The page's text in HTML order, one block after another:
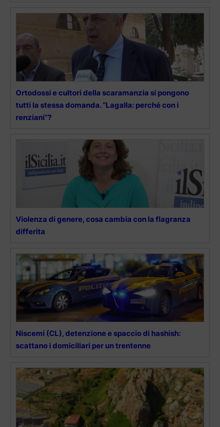
Ortodossi e cultori della scaramanzia si pongono
tutti la stessa domanda. “Lagalla: perché con i
renziani”?
Violenza di genere, cosa cambia con la flagranza
differita
Niscemi (CL), detenzione e spaccio di hashish:
scattano i domiciliari per un trentenne